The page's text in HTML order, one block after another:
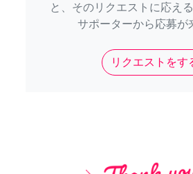
と、そのリクエストに応え
サポーターから応募が
リクエストをす